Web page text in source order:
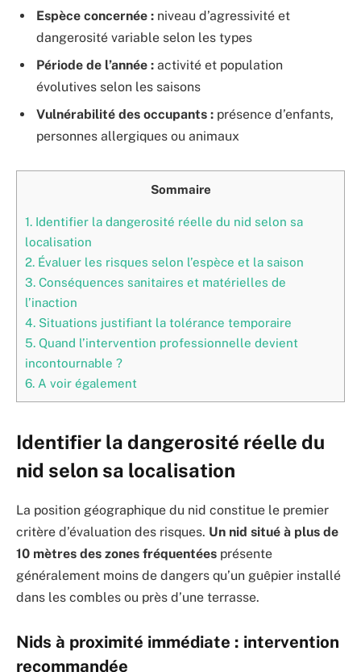
Espèce concernée : niveau d’agressivité et
dangerosité variable selon les types
Période de l’année : activité et population
évolutives selon les saisons
Vulnérabilité des occupants : présence d’enfants,
personnes allergiques ou animaux
Sommaire
1. Identifier la dangerosité réelle du nid selon sa
localisation
2. Évaluer les risques selon l’espèce et la saison
3. Conséquences sanitaires et matérielles de
l’inaction
4. Situations justifiant la tolérance temporaire
5. Quand l’intervention professionnelle devient
incontournable ?
6. A voir également
Identifier la dangerosité réelle du
nid selon sa localisation
La position géographique du nid constitue le premier
critère d’évaluation des risques. Un nid situé à plus de
10 mètres des zones fréquentées présente
généralement moins de dangers qu’un guêpier installé
dans les combles ou près d’une terrasse.
Nids à proximité immédiate : intervention
recommandée